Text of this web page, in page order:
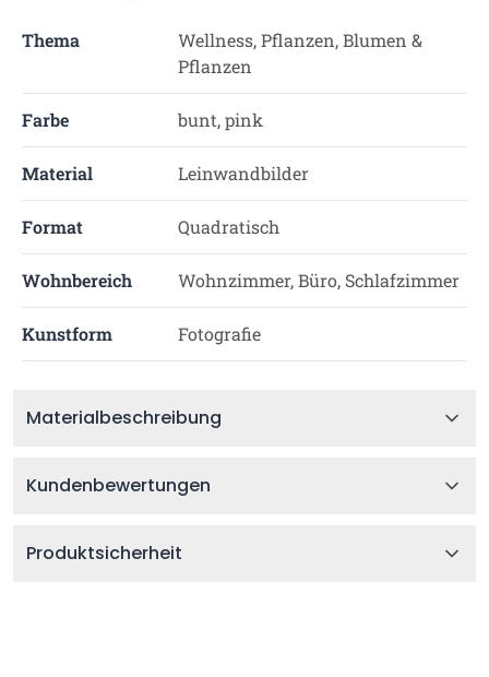
Thema
Wellness, Pflanzen, Blumen &
Pflanzen
Farbe bunt, pink
Material Leinwandbilder
Format Quadratisch
Wohnbereich Wohnzimmer, Büro, Schlafzimmer
Kunstform Fotografie
Materialbeschreibung
Kundenbewertungen
Produktsicherheit